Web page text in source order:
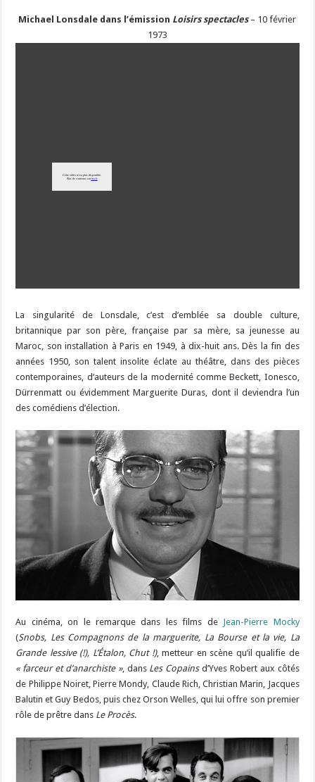
Michael Lonsdale dans l’émission Loisirs spectacles– 10 février
1973
La singularité de Lonsdale, c’est d’emblée sa double culture,
britannique par son père, française par sa mère, sa jeunesse au
Maroc, son installation à Paris en 1949, à dix-huit ans. Dès la fin des
années 1950, son talent insolite éclate au théâtre, dans des pièces
contemporaines, d’auteurs de la modernité comme Beckett, Ionesco,
Dürrenmatt ou évidemment Marguerite Duras, dont il deviendra l’un
des comédiens d’élection.
Au cinéma, on le remarque dans les films de Jean-Pierre Mocky
(Snobs, Les Compagnons de la marguerite, La Bourse et la vie, La
Grande lessive (!), L’Étalon, Chut !), metteur en scène qu’il qualifie de
« farceur et d’anarchiste », dans Les Copainsd’Yves Robert aux côtés
de Philippe Noiret, Pierre Mondy, Claude Rich, Christian Marin, Jacques
Balutin et Guy Bedos, puis chez Orson Welles, qui lui offre son premier
rôle de prêtre dans Le Procès.